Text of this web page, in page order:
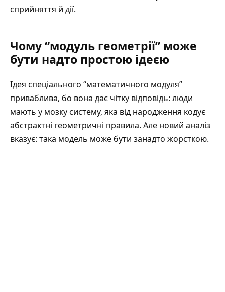
сприйняття й дії.
Чому “модуль геометрії” може
бути надто простою ідеєю
Ідея спеціального “математичного модуля”
приваблива, бо вона дає чітку відповідь: люди
мають у мозку систему, яка від народження кодує
абстрактні геометричні правила. Але новий аналіз
вказує: така модель може бути занадто жорсткою.